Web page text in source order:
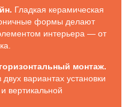
Гладкая керамическая
формы делают
интерьера — от
монтаж.
вариантах установки
вертикальной